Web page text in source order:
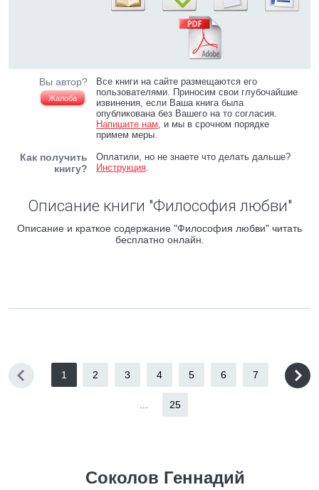
Вы автор?
Жалоба
Все книги на сайте размещаются его
пользователями. Приносим свои глубочайшие
извинения, если Ваша книга была
опубликована без Вашего на то согласия.
Напишите нам, и мы в срочном порядке
примем меры.
Как получить
книгу?
Оплатили, но не знаете что делать дальше?
Инструкция.
Описание книги "Философия любви"
Описание и краткое содержание "Философия любви" читать
бесплатно онлайн.
1 2 3 4 5 6 7
25
Соколов Геннадий